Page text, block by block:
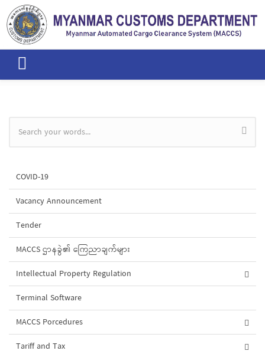
Skip to main content
Search form
COVID-19
Vacancy Announcement
Tender
MACCS ဌာနခွဲ၏ ကြေညာချက်များ
Intellectual Property Regulation
Terminal Software
MACCS Porcedures
Tariff and Tax